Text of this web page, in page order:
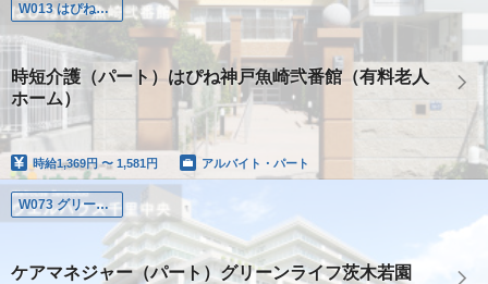
W013 はぴね神戸魚崎弐番館
時短介護（パート）はぴね神戸魚崎弐番館（有料老人
ホーム）
時給1,369円 〜 1,581円 アルバイト・パート
W073 グリーンライフ茨木若園
ケアマネジャー（パート）グリーンライフ茨木若園